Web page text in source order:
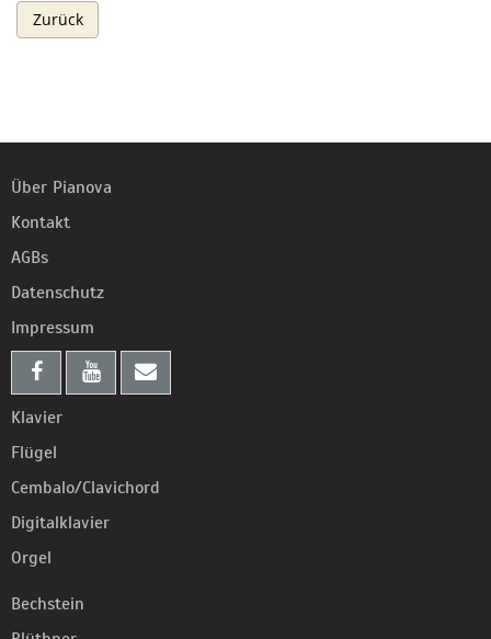
Zurück
Über Pianova
Kontakt
AGBs
Datenschutz
Impressum
Klavier
Flügel
Cembalo/Clavichord
Digitalklavier
Orgel
Bechstein